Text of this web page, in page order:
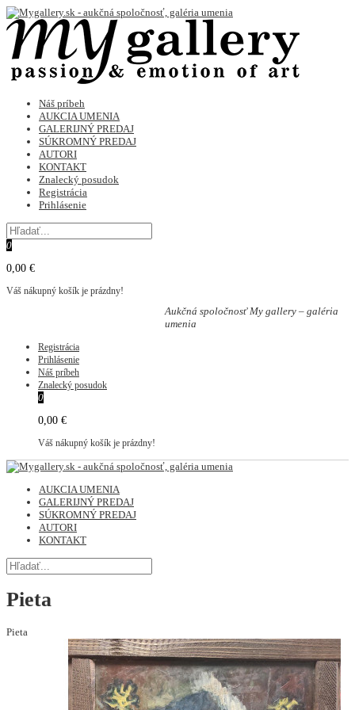
Náš príbeh
AUKCIA UMENIA
GALERIJNÝ PREDAJ
SÚKROMNÝ PREDAJ
AUTORI
KONTAKT
Znalecký posudok
Registrácia
Prihlásenie
0
0,00 €
Váš nákupný košík je prázdny!
Aukčná spoločnosť My gallery – galéria
umenia
Registrácia
Prihlásenie
Náš príbeh
Znalecký posudok
0
0,00 €
Váš nákupný košík je prázdny!
AUKCIA UMENIA
GALERIJNÝ PREDAJ
SÚKROMNÝ PREDAJ
AUTORI
KONTAKT
Pieta
Pieta